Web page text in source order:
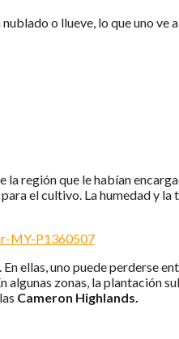
o llueve, lo que uno
región que le habían
el cultivo. La humedad y
ellas, uno puede perderse
zonas, la plantación
Cameron Highlands.